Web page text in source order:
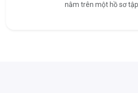
nằm trên một hồ sơ